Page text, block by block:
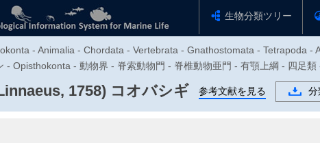
生物分類ツリー
- Animalia - Chordata - Vertebrata - Gnathostomata - Tetrapoda -
- Opisthokonta - 動物界 - 脊索動物門 - 脊椎動物亜門 - 有顎上綱 - 四足
1758) コオバシギ 参考文献を見る 分